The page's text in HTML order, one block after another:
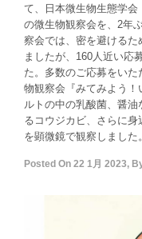
て、日本微生物生態学
の微生物観察会を、2年
察会では、密を避けるた
ましたが、160人近い応
た。多数のご応募をい
物観察会『みてみよう
ルトの中の乳酸菌、醤油
るコウジカビ、さらに
を顕微鏡で観察しました
Posted On 22 1月 2023,